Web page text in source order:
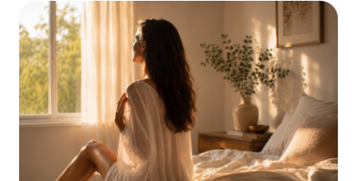
SEX A VZTAHY
PORADNA